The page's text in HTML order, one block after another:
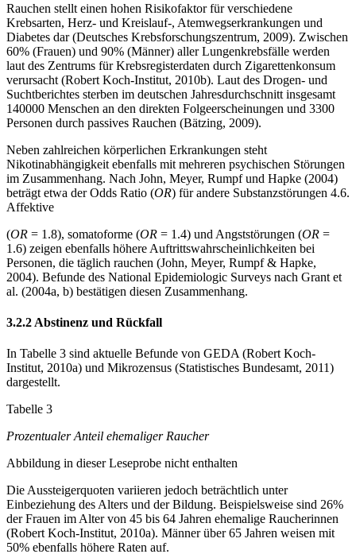
Rauchen stellt einen hohen Risikofaktor für verschiedene
Krebsarten, Herz- und Kreislauf-, Atemwegserkrankungen und
Diabetes dar (Deutsches Krebsforschungszentrum, 2009). Zwischen
60% (Frauen) und 90% (Männer) aller Lungenkrebsfälle werden
laut des Zentrums für Krebsregisterdaten durch Zigarettenkonsum
verursacht (Robert Koch-Institut, 2010b). Laut des Drogen- und
Suchtberichtes sterben im deutschen Jahresdurchschnitt insgesamt
140000 Menschen an den direkten Folgeerscheinungen und 3300
Personen durch passives Rauchen (Bätzing, 2009).
Neben zahlreichen körperlichen Erkrankungen steht
Nikotinabhängigkeit ebenfalls mit mehreren psychischen Störungen
im Zusammenhang. Nach John, Meyer, Rumpf und Hapke (2004)
beträgt etwa der Odds Ratio (OR) für andere Substanzstörungen 4.6.
Affektive
(OR = 1.8), somatoforme (OR = 1.4) und Angststörungen (OR =
1.6) zeigen ebenfalls höhere Auftrittswahrscheinlichkeiten bei
Personen, die täglich rauchen (John, Meyer, Rumpf & Hapke,
2004). Befunde des National Epidemiologic Surveys nach Grant et
al. (2004a, b) bestätigen diesen Zusammenhang.
3.2.2 Abstinenz und Rückfall
In Tabelle 3 sind aktuelle Befunde von GEDA (Robert Koch-
Institut, 2010a) und Mikrozensus (Statistisches Bundesamt, 2011)
dargestellt.
Tabelle 3
Prozentualer Anteil ehemaliger Raucher
Abbildung in dieser Leseprobe nicht enthalten
Die Aussteigerquoten variieren jedoch beträchtlich unter
Einbeziehung des Alters und der Bildung. Beispielsweise sind 26%
der Frauen im Alter von 45 bis 64 Jahren ehemalige Raucherinnen
(Robert Koch-Institut, 2010a). Männer über 65 Jahren weisen mit
50% ebenfalls höhere Raten auf.